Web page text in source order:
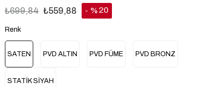
₺699,84 ₺559,88 % 20
Renk
SATEN PVD ALTIN PVD FÜME PVD BRONZ
STATİK SİYAH